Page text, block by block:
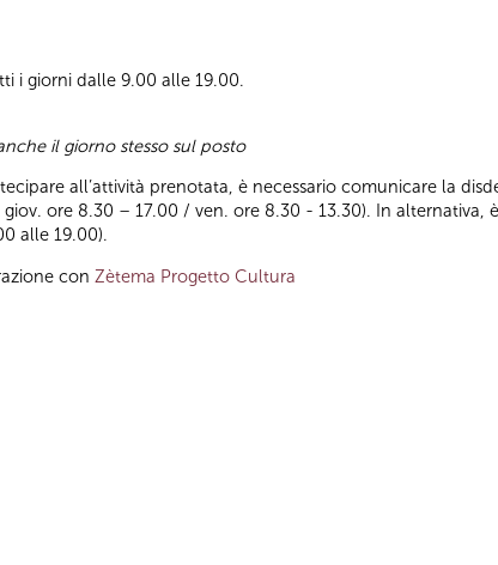
i giorni dalle 9.00 alle 19.00.
il giorno stesso sul posto
all’attività prenotata, è necessario comunicare la
ore 8.30 – 17.00 / ven. ore 8.30 - 13.30). In alternativa,
alle 19.00).
con Zètema Progetto Cultura